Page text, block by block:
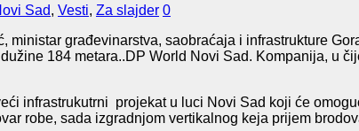
Sad, Vesti, Za slajder 0
ministar građevinarstva, saobraćaja i infrastrukture
184 metara..DP World Novi Sad. Kompanija, u
infrastrukutrni projekat u luci Novi Sad koji će
robe, sada izgradnjom vertikalnog keja prijem